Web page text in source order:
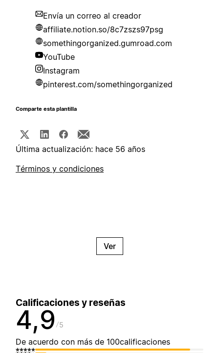
Envía un correo al creador
affiliate.notion.so/8c7zszs97psg
somethingorganized.gumroad.com
YouTube
Instagram
pinterest.com/somethingorganized
Comparte esta plantilla
Última actualización: hace 56 años
Términos y condiciones
Ver
Calificaciones y reseñas
4,9 5
De acuerdo con más de 100calificaciones